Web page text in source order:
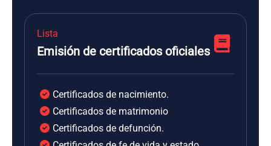
Lista
Emisión de certificados oficiales
Certificados de nacimiento.
Certificados de matrimonio
Certificados de defunción.